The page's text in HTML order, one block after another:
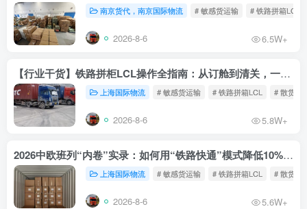
南京货代，南京国际物流 # 敏感货运输 # 铁路拼箱LCL
2026-8-6 6.5W+
【行业干货】铁路拼柜LCL操作全指南：从订舱到清关，一文读懂
上海国际物流 # 敏感货运输 # 铁路拼箱LCL # 散货铁
2026-8-6 5.8W+
2026中欧班列“内卷”实录：如何用“铁路快通”模式降低10%物流成本？
上海国际物流 # 敏感货运输 # 铁路拼箱LCL # 散货铁
2026-8-6 5.6W+